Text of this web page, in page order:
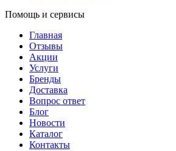
Помощь и сервисы
Главная
Отзывы
Акции
Услуги
Бренды
Доставка
Вопрос ответ
Блог
Новости
Каталог
Контакты